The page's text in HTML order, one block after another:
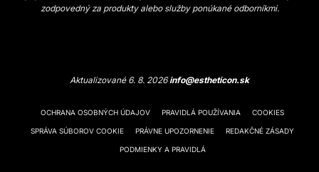
zodpovedný za produkty alebo služby ponúkané odborníkmi.
Aktualizované 6. 8. 2026info@estheticon.sk
OCHRANA OSOBNÝCH ÚDAJOV PRAVIDLÁ POUŽÍVANIA COOKIES
SPRÁVA SÚBOROV COOKIE PRÁVNE UPOZORNENIE REDAKČNÉ ZÁSADY
PODMIENKY A PRAVIDLÁ